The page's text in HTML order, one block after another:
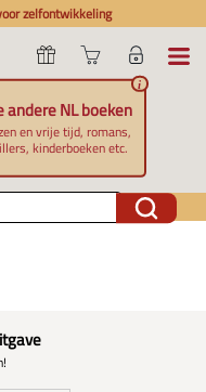
zelfontwikkeling
andere NL boeken
en vrije tijd, romans,
kinderboeken etc.
i